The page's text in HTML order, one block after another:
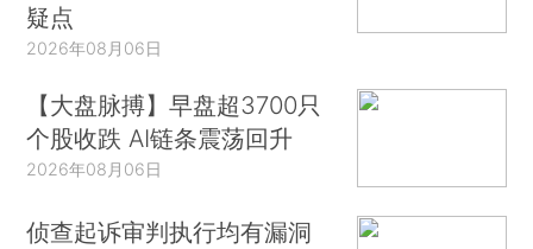
疑点
2026年08月06日
【大盘脉搏】早盘超3700只
个股收跌 AI链条震荡回升
2026年08月06日
侦查起诉审判执行均有漏洞